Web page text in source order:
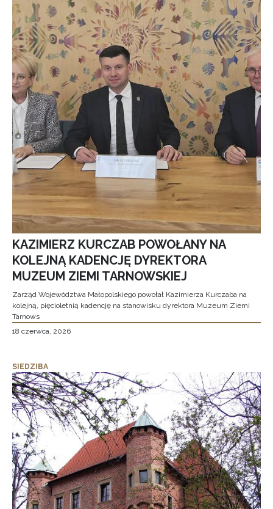
KAZIMIERZ KURCZAB POWOŁANY NA
KOLEJNĄ KADENCJĘ DYREKTORA
MUZEUM ZIEMI TARNOWSKIEJ
Zarząd Województwa Małopolskiego powołał Kazimierza Kurczaba na
kolejną, pięcioletnią kadencję na stanowisku dyrektora Muzeum Ziemi
Tarnows
18 czerwca, 2026
SIEDZIBA